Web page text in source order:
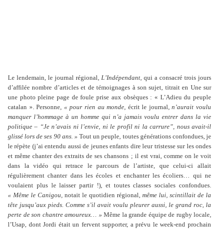
Le lendemain, le journal régional, L’Indépendant, qui a consacré trois jours
d’affilée nombre d’articles et de témoignages à son sujet, titrait en Une sur
une photo pleine page de foule prise aux obsèques : « L’Adieu du peuple
catalan ». Personne, « pour rien au monde, écrit le journal,n’aurait voulu
manquer l’hommage à un homme qui n’a jamais voulu entrer dans la vie
politique – “Je n’avais ni l’envie, ni le profil ni la carrure”, nous avait-il
glissé lors de ses 90 ans. » Tout un peuple, toutes générations confondues, je
le répète (j’ai entendu aussi de jeunes enfants dire leur tristesse sur les ondes
et même chanter des extraits de ses chansons ; il est vrai, comme on le voit
dans la vidéo qui retrace le parcours de l’artiste, que celui-ci allait
régulièrement chanter dans les écoles et enchanter les écoliers… qui ne
voulaient plus le laisser partir !), et toutes classes sociales confondues.
« Même le Canigou, notait le quotidien régional, même lui, scintillait de la
tête jusqu’aux pieds. Comme s’il avait voulu pleurer aussi, le grand roc, la
perte de son chantre amoureux… » Même la grande équipe de rugby locale,
l’Usap, dont Jordi était un fervent supporter, a prévu le week-end prochain